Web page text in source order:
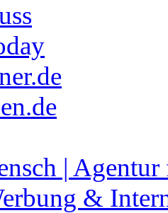
| Agentur
&